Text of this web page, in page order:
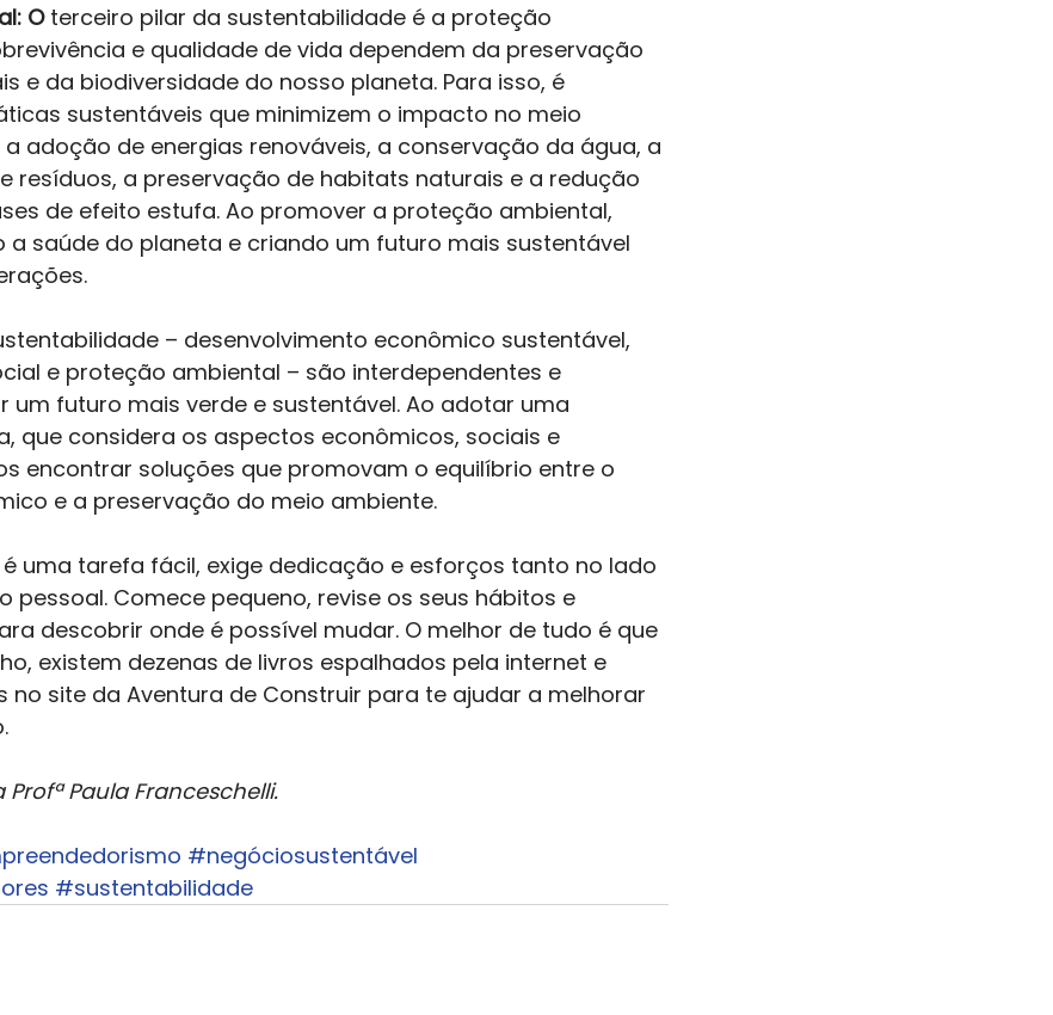
O terceiro pilar da sustentabilidade é a proteção
e qualidade de vida dependem da preservação
e da biodiversidade do nosso planeta. Para isso, é
sustentáveis ​​que minimizem o impacto no meio
a adoção de energias renováveis, a conservação da água, a
resíduos, a preservação de habitats naturais e a redução
de efeito estufa. Ao promover a proteção ambiental,
saúde do planeta e criando um futuro mais sustentável
– desenvolvimento econômico sustentável,
e proteção ambiental – são interdependentes e
um futuro mais verde e sustentável. Ao adotar uma
que considera os aspectos econômicos, sociais e
encontrar soluções que promovam o equilíbrio entre o
e a preservação do meio ambiente.
uma tarefa fácil, exige dedicação e esforços tanto no lado
pessoal. Comece pequeno, revise os seus hábitos e
descobrir onde é possível mudar. O melhor de tudo é que
existem dezenas de livros espalhados pela internet e
no site da Aventura de Construir para te ajudar a melhorar
Paula Franceschelli.
#negóciosustentável
#sustentabilidade